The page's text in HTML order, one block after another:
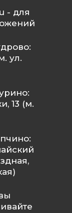
- для
ул.
13 (м.